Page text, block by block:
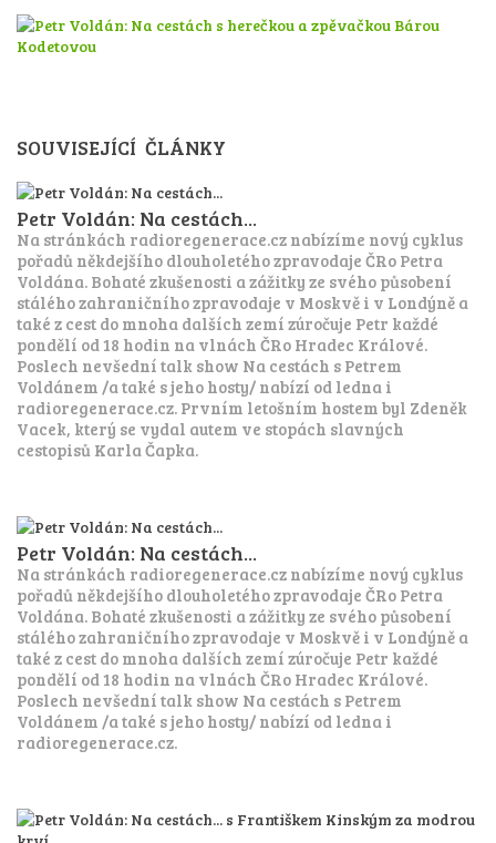
SOUVISEJÍCÍ ČLÁNKY
Petr Voldán: Na cestách...
Na stránkách radioregenerace.cz nabízíme nový cyklus
pořadů někdejšího dlouholetého zpravodaje ČRo Petra
Voldána. Bohaté zkušenosti a zážitky ze svého působení
stálého zahraničního zpravodaje v Moskvě i v Londýně a
také z cest do mnoha dalších zemí zúročuje Petr každé
pondělí od 18 hodin na vlnách ČRo Hradec Králové.
Poslech nevšední talk show Na cestách s Petrem
Voldánem /a také s jeho hosty/ nabízí od ledna i
radioregenerace.cz. Prvním letošním hostem byl Zdeněk
Vacek, který se vydal autem ve stopách slavných
cestopisů Karla Čapka.
Petr Voldán: Na cestách...
Na stránkách radioregenerace.cz nabízíme nový cyklus
pořadů někdejšího dlouholetého zpravodaje ČRo Petra
Voldána. Bohaté zkušenosti a zážitky ze svého působení
stálého zahraničního zpravodaje v Moskvě i v Londýně a
také z cest do mnoha dalších zemí zúročuje Petr každé
pondělí od 18 hodin na vlnách ČRo Hradec Králové.
Poslech nevšední talk show Na cestách s Petrem
Voldánem /a také s jeho hosty/ nabízí od ledna i
radioregenerace.cz.